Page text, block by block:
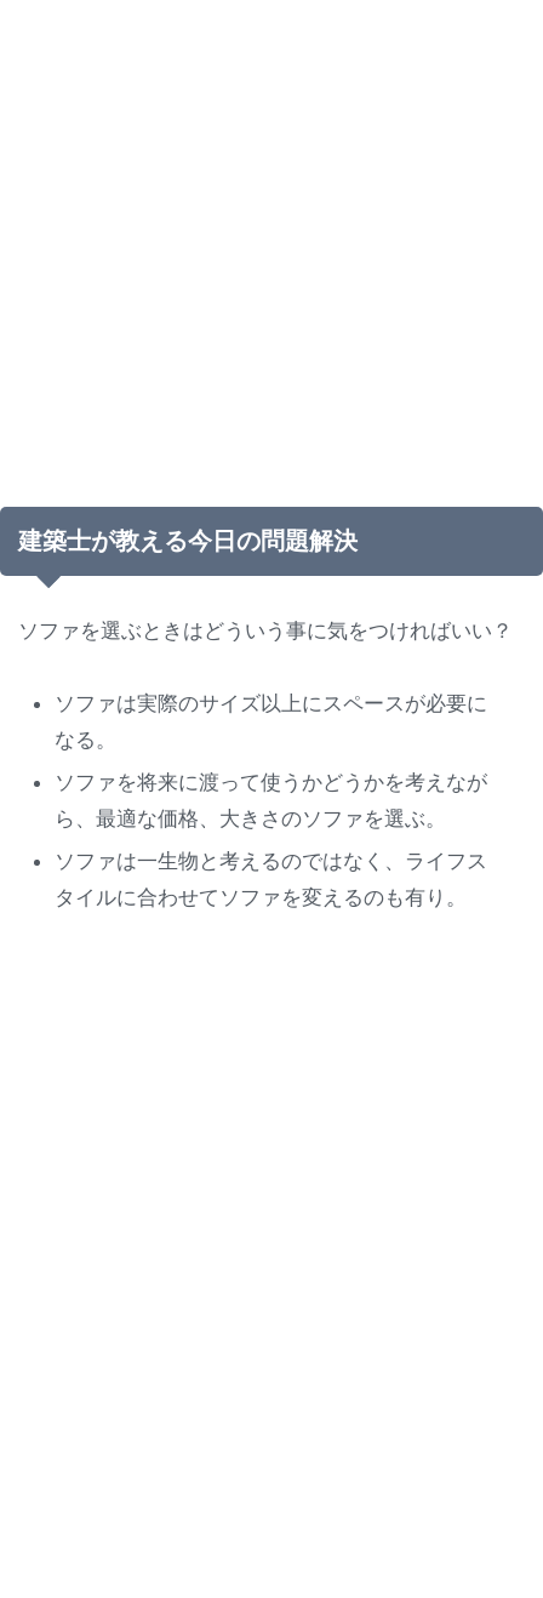
建築士が教える今日の問題解決
ソファを選ぶときはどういう事に気をつければいい？
ソファは実際のサイズ以上にスペースが必要に
なる。
ソファを将来に渡って使うかどうかを考えなが
ら、最適な価格、大きさのソファを選ぶ。
ソファは一生物と考えるのではなく、ライフス
タイルに合わせてソファを変えるのも有り。